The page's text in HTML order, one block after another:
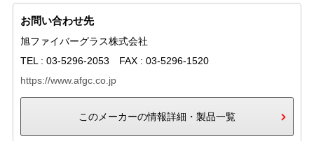
お問い合わせ先
旭ファイバーグラス株式会社
TEL : 03-5296-2053 FAX : 03-5296-1520
https://www.afgc.co.jp
このメーカーの情報詳細・製品一覧